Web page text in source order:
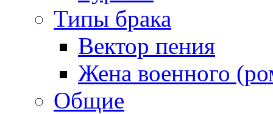
Типы брака
Вектор пения
Жена военного
Общие